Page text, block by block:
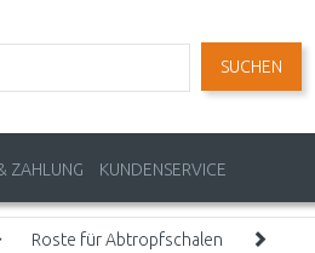
SUCHEN
ZAHLUNG KUNDENSERVICE
Roste für Abtropfschalen